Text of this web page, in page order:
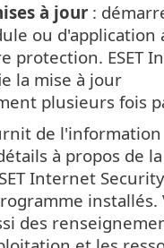
à jour :
ou d'application
protection. ESET
la mise à jour
plusieurs fois
de
à propos de
Internet
installés.
des